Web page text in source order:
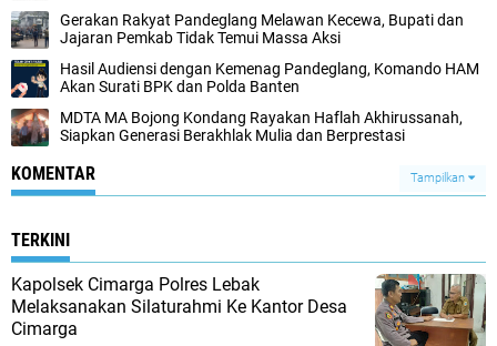
Gerakan Rakyat Pandeglang Melawan Kecewa, Bupati dan
Jajaran Pemkab Tidak Temui Massa Aksi
Hasil Audiensi dengan Kemenag Pandeglang, Komando HAM
Akan Surati BPK dan Polda Banten
MDTA MA Bojong Kondang Rayakan Haflah Akhirussanah,
Siapkan Generasi Berakhlak Mulia dan Berprestasi
KOMENTAR Tampilkan
TERKINI
Kapolsek Cimarga Polres Lebak
Melaksanakan Silaturahmi Ke Kantor Desa
Cimarga